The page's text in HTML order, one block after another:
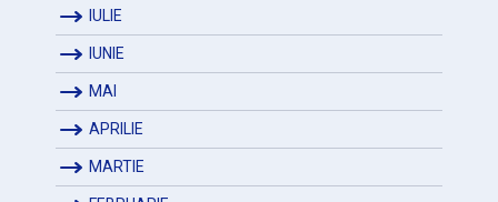
IULIE
IUNIE
MAI
APRILIE
MARTIE